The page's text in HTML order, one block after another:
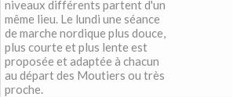
niveaux différents partent d'un
même lieu. Le lundi une séance
de marche nordique plus douce,
plus courte et plus lente est
proposée et adaptée à chacun
au départ des Moutiers ou très
proche.